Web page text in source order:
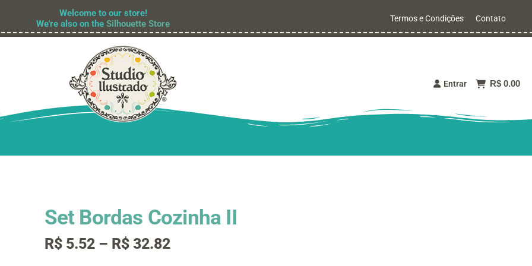
Welcome to our store!
We're also on theSilhouette Store Termos e Condições Contato
Entrar R$ 0.00
Set Bordas Cozinha II
R$5.52 – R$32.82Faixa